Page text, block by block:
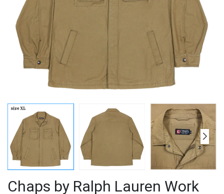
Chaps by Ralph Lauren Work